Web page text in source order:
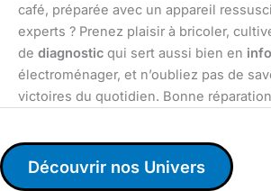
café, préparée avec un appareil
experts ? Prenez plaisir à bricoler,
de diagnostic qui sert aussi bien en
électroménager, et n’oubliez pas de
victoires du quotidien. Bonne
Découvrir nos Univers